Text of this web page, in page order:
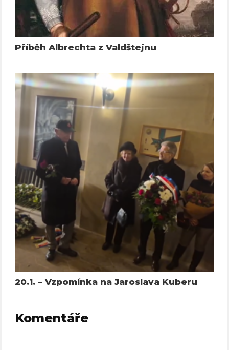
Příběh Albrechta z Valdštejnu
20.1. – Vzpomínka na Jaroslava Kuberu
Komentáře